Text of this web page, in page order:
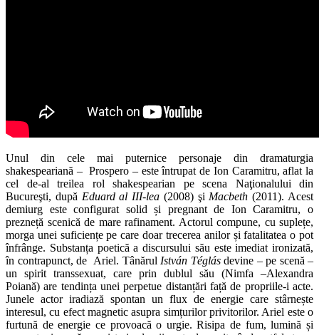
Unul din cele mai puternice personaje din dramaturgia
shakespeariană – Prospero – este întrupat de Ion Caramitru, aflat la
cel de-al treilea rol shakespearian pe scena Naţionalului din
Bucureşti, după Eduard al III-lea (2008) şi Macbeth (2011). Acest
demiurg este configurat solid și pregnant de Ion Caramitru, o
prezneță scenică de mare rafinament. Actorul compune, cu suplețe,
morga unei suficiențe pe care doar trecerea anilor și fatalitatea o pot
înfrânge. Substanța poetică a discursului său este imediat ironizată,
în contrapunct, de Ariel. Tânărul István Téglásdevine – pe scenă –
un spirit transsexuat, care prin dublul său (Nimfa –Alexandra
Poiană) are tendința unei perpetue distanțări față de propriile-i acte.
Junele actor iradiază spontan un flux de energie care stârnește
interesul, cu efect magnetic asupra simțurilor privitorilor. Ariel este o
furtună de energie ce provoacă o urgie. Risipa de fum, lumină și